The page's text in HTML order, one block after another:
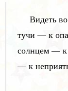
Видеть
тучи — к
солнцем — к
— к